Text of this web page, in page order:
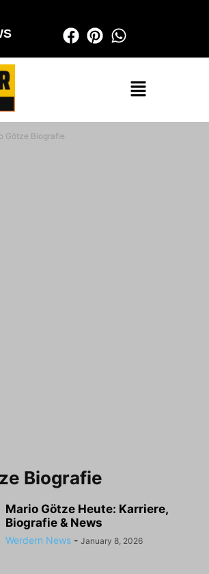
Götze Biografie
Biografie
Mario Götze Heute: Karriere,
Biografie & News
Werdern News - January 8, 2026